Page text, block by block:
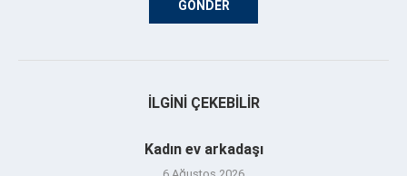
İLGINI ÇEKEBILIR
Kadın ev arkadaşı